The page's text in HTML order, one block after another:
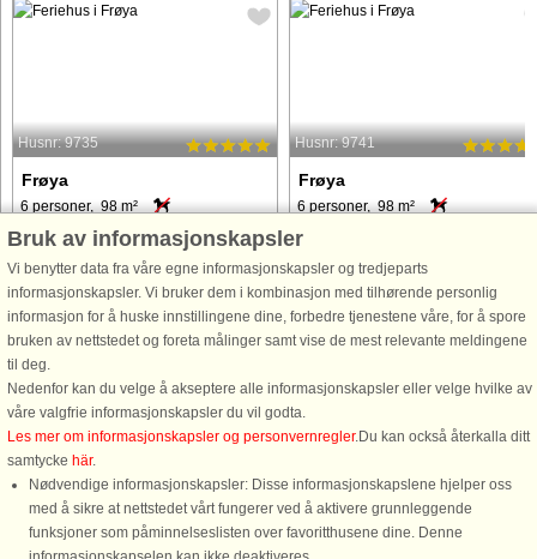
Husnr: 9735
Frøya
6 personer, 98 m²
1 m til kyst.
Topp moderne rorbu med terrasse/kai
og utleiebåtene like i nærheten.Flotte
solnedganger. En av flere like rorbuer.
Internett for streaming av tyske- og
europeiske TV kanaler i tillegg til
norske TV-kanaler ...
fra 18.391 NOK
Husnr: 9741
Frøya
6 personer, 98 m²
1 m til kyst.
Topp moderne rorbu med terrasse/
og utleiebåtene like i nærheten.
solnedganger. En av flere like
Internett for streaming av tyske- og
norske TV-kanaler ...
fra 19.512 NOK
Bruk av informasjonskapsler
Vi benytter data fra våre egne informasjonskapsler og tredjeparts
informasjonskapsler. Vi bruker dem i kombinasjon med tilhørende personlig
informasjon for å huske innstillingene dine, forbedre tjenestene våre, for å spore
bruken av nettstedet og foreta målinger samt vise de mest relevante meldingene
til deg.
Nedenfor kan du velge å akseptere alle informasjonskapsler eller velge hvilke av
våre valgfrie informasjonskapsler du vil godta.
Les mer om informasjonskapsler og personvernregler.Du kan också återkalla ditt
samtycke här.
Nødvendige informasjonskapsler: Disse informasjonskapslene hjelper oss
med å sikre at nettstedet vårt fungerer ved å aktivere grunnleggende
funksjoner som påminnelseslisten over favoritthusene dine. Denne